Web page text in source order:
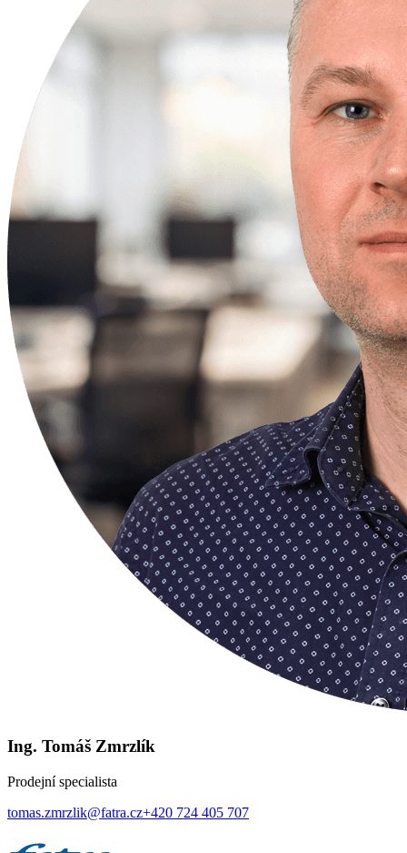
Ing. Tomáš Zmrzlík
Prodejní specialista
tomas.zmrzlik@fatra.cz+420 724 405 707